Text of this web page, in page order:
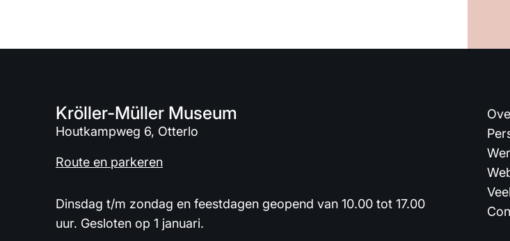
Kröller-Müller Museum
Houtkampweg 6, Otterlo
Route en parkeren
Dinsdag t/m zondag en feestdagen geopend van 10.00 tot 17.00
uur. Gesloten op 1 januari.